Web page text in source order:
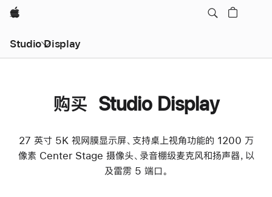
Apple
Studio Display
购买 Studio Display
27 英寸 5K 视网膜显示屏、支持桌上视角功能的 1200 万
像素 Center Stage 摄像头、录音棚级麦克风和扬声器，以
及雷雳 5 端口。